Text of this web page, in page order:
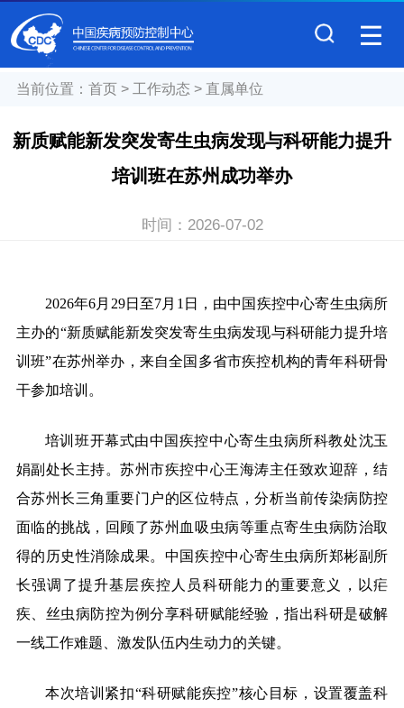
当前位置： 首页> 工作动态 > 直属单位
新质赋能新发突发寄生虫病发现与科研能力提升
培训班在苏州成功举办
时间： 2026-07-02
2026年6月29日至7月1日， 由中国疾控中心寄生虫病所
主办的“新质赋能新发突发寄生虫病发现与科研能力提升培
训班”在苏州举办，来自全国多省市疾控机构的青年科研骨
干参加培训。
培训班开幕式由中国疾控中心寄生虫病所科教处沈玉
娟副处长主持。苏州市疾控中心王海涛主任致欢迎辞，结
合苏州长三角重要门户的区位特点，分析当前传染病防控
面临的挑战，回顾了苏州血吸虫病等重点寄生虫病防治取
得的历史性消除成果。中国疾控中心寄生虫病所郑彬副所
长强调了提升基层疾控人员科研能力的重要意义，以疟
疾、丝虫病防控为例分享科研赋能经验，指出科研是破解
一线工作难题、激发队伍内生动力的关键。
本次培训紧扣“科研赋能疾控”核心目标，设置覆盖科